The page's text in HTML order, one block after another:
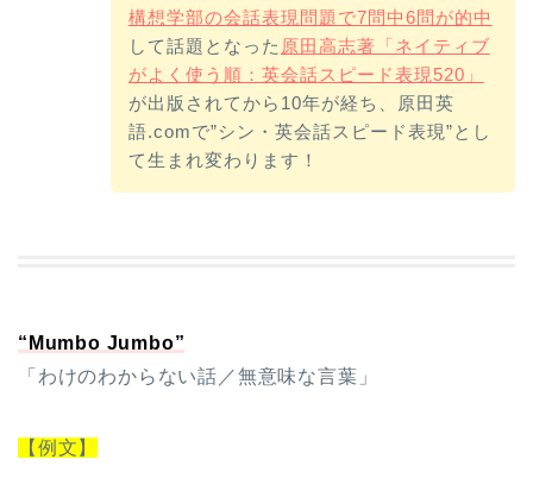
構想学部の会話表現問題で7問中6問が的中
して話題となった 原田高志著「ネイティブ
がよく使う順：英会話スピード表現520」
が出版されてから10年が経ち、原田英
語.comで”シン・英会話スピード表現”とし
て生まれ変わります！
“Mumbo Jumbo”
「わけのわからない話／無意味な言葉」
【例文】